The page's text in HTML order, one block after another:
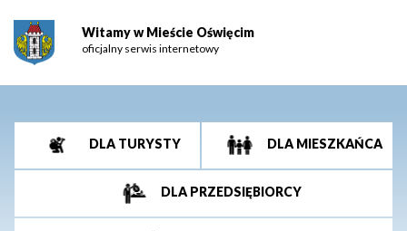
Witamy w Mieście Oświęcim
oficjalny serwis internetowy
DLA TURYSTY DLA MIESZKAŃCA
DLA PRZEDSIĘBIORCY